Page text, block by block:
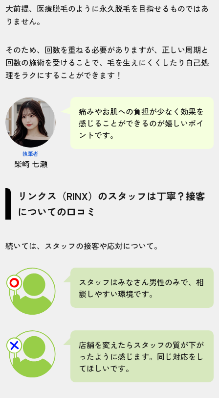
大前提、医療脱毛のように永久脱毛を目指せるものではあ
りません。
そのため、回数を重ねる必要がありますが、正しい周期と
回数の施術を受けることで、毛を生えにくくしたり自己処
理をラクにすることができます！
執筆者
柴崎 七瀬
痛みやお肌への負担が少なく効果を
感じることができるのが嬉しいポイ
ントです。
リンクス（RINX）のスタッフは丁寧？接客
についての口コミ
続いては、スタッフの接客や応対について。
スタッフはみなさん男性のみで、相
談しやすい環境です。
店舗を変えたらスタッフの質が下が
ったように感じます。同じ対応をし
てほしいです。